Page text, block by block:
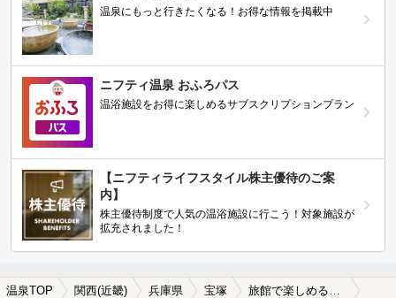
温泉にもっと行きたくなる！お得な情報を掲載中
ニフティ温泉 おふろパス
温浴施設をお得に楽しめるサブスクリプションプラン
【ニフティライフスタイル株主優待のご案
内】
株主優待制度で人気の温浴施設に行こう！対象施設が
拡充されました！
温泉TOP 関西(近畿) 兵庫県 宝塚 旅館で楽しめる宝塚の温泉、日帰り温泉、スーパー銭湯おすすめ